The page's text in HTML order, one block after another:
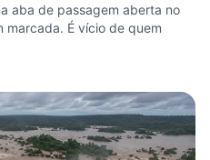
aba de passagem aberta no
marcada. É vício de quem